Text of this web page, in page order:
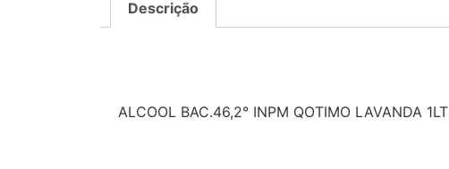
Descrição
ALCOOL BAC.46,2° INPM QOTIMO LAVANDA 1LT